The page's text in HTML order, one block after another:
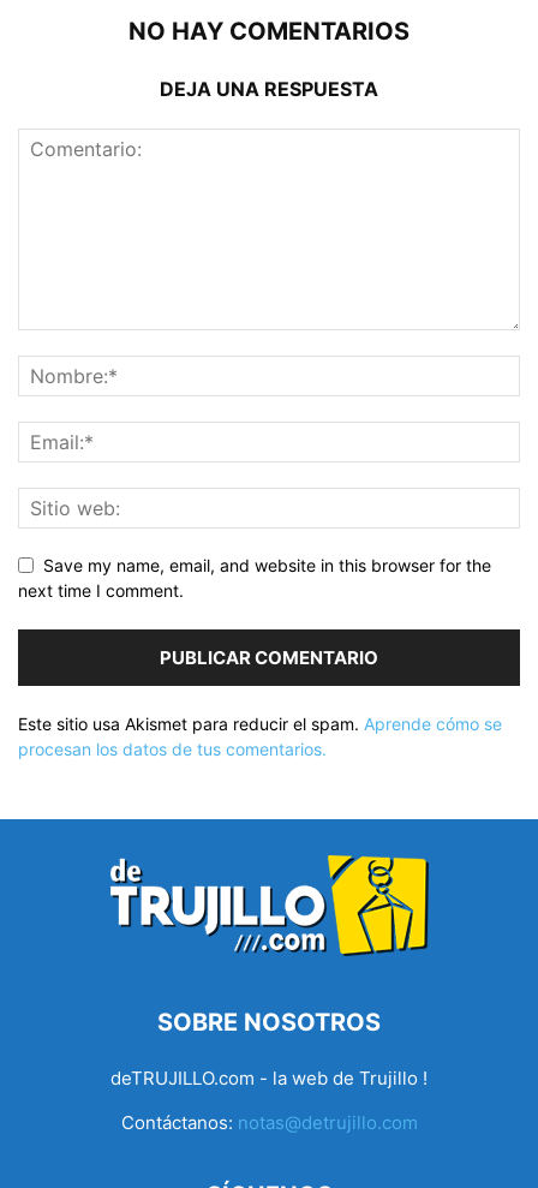
NO HAY COMENTARIOS
DEJA UNA RESPUESTA
Save my name, email, and website in this browser for the
next time I comment.
Este sitio usa Akismet para reducir el spam. Aprende cómo se
procesan los datos de tus comentarios.
SOBRE NOSOTROS
deTRUJILLO.com - la web de Trujillo !
Contáctanos: notas@detrujillo.com